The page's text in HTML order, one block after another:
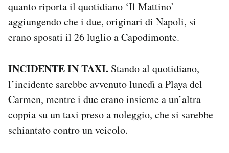
CALENDARIO
Notifiche mobile
Regala il Post
Hai bisogno di aiuto?
quanto riporta il quotidiano ‘Il Mattino’
aggiungendo che i due, originari di Napoli, si
erano sposati il 26 luglio a Capodimonte.
INCIDENTE IN TAXI. Stando al quotidiano,
l’incidente sarebbe avvenuto lunedì a Playa del
Carmen, mentre i due erano insieme a un’altra
coppia su un taxi preso a noleggio, che si sarebbe
schiantato contro un veicolo.